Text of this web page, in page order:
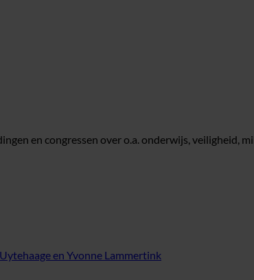
en congressen over o.a. onderwijs, veiligheid,
en Yvonne Lammertink